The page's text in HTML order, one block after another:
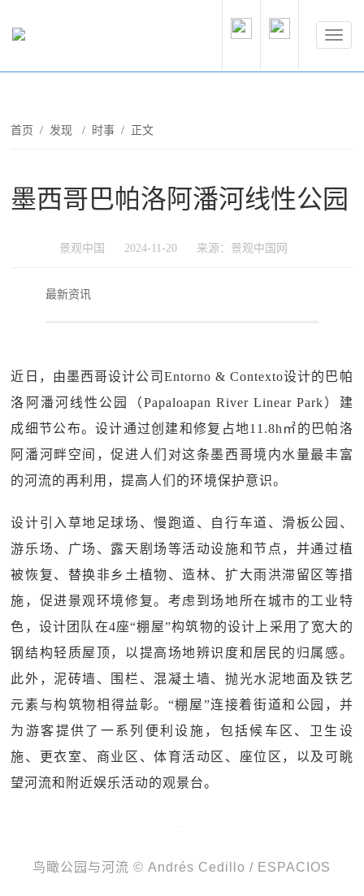
首页 /发现 / 时事 / 正文
墨西哥巴帕洛阿潘河线性公园
景观中国 2024-11-20 来源：景观中国网
最新资讯
近日，由墨西哥设计公司Entorno & Contexto设计的巴帕
洛阿潘河线性公园（Papaloapan River Linear Park）建
成细节公布。设计通过创建和修复占地11.8h㎡的巴帕洛
阿潘河畔空间，促进人们对这条墨西哥境内水量最丰富
的河流的再利用，提高人们的环境保护意识。
设计引入草地足球场、慢跑道、自行车道、滑板公园、
游乐场、广场、露天剧场等活动设施和节点，并通过植
被恢复、替换非乡土植物、造林、扩大雨洪滞留区等措
施，促进景观环境修复。考虑到场地所在城市的工业特
色，设计团队在4座“棚屋”构筑物的设计上采用了宽大的
钢结构轻质屋顶，以提高场地辨识度和居民的归属感。
此外，泥砖墙、围栏、混凝土墙、抛光水泥地面及铁艺
元素与构筑物相得益彰。“棚屋”连接着街道和公园，并
为游客提供了一系列便利设施，包括候车区、卫生设
施、更衣室、商业区、体育活动区、座位区，以及可眺
望河流和附近娱乐活动的观景台。
鸟瞰公园与河流 © Andrés Cedillo / ESPACIOS